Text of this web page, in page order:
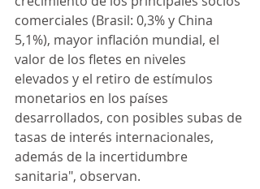
comerciales (Brasil: 0,3% y China
5,1%), mayor inflación mundial, el
valor de los fletes en niveles
elevados y el retiro de estímulos
monetarios en los países
desarrollados, con posibles subas de
tasas de interés internacionales,
además de la incertidumbre
sanitaria", observan.